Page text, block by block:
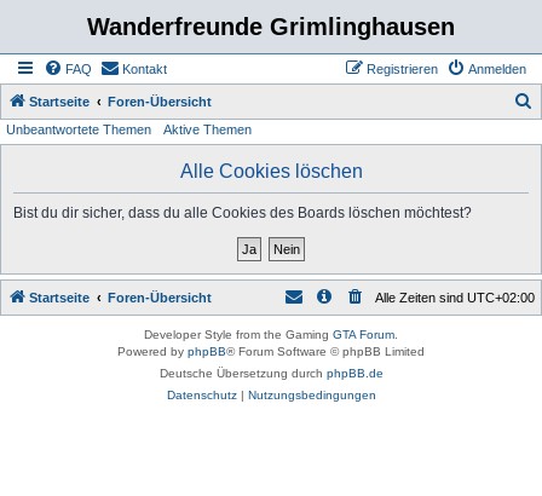
Wanderfreunde Grimlinghausen
FAQ Kontakt Anmelden
Registrieren
Startseite Foren-Übersicht
Unbeantwortete Themen Aktive Themen
Alle Cookies löschen
Bist du dir sicher, dass du alle Cookies des Boards löschen möchtest?
Startseite Foren-Übersicht Alle Zeiten sind UTC+02:00
Developer Style from the Gaming GTA Forum
Powered by phpBB® Forum Software © phpBB Limited
Deutsche Übersetzung durch phpBB.de
Datenschutz| Nutzungsbedingungen